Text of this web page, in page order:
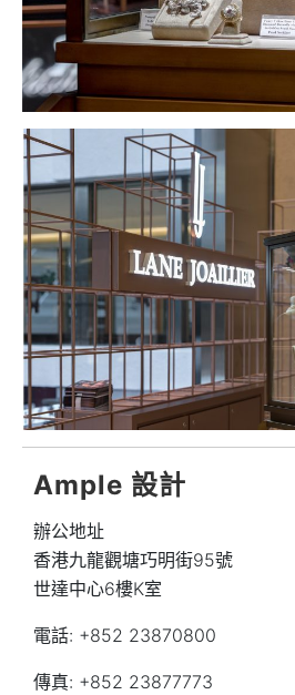
Ample 設計
辦公地址
香港九龍觀塘巧明街95號
世達中心6樓K室
電話: +852 23870800
傳真: +852 23877773